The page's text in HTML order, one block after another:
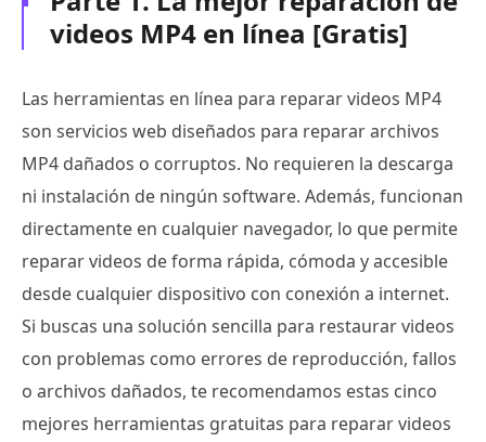
videos MP4 en línea [Gratis]
Las herramientas en línea para reparar videos MP4
son servicios web diseñados para reparar archivos
MP4 dañados o corruptos. No requieren la descarga
ni instalación de ningún software. Además, funcionan
directamente en cualquier navegador, lo que permite
reparar videos de forma rápida, cómoda y accesible
desde cualquier dispositivo con conexión a internet.
Si buscas una solución sencilla para restaurar videos
con problemas como errores de reproducción, fallos
o archivos dañados, te recomendamos estas cinco
mejores herramientas gratuitas para reparar videos